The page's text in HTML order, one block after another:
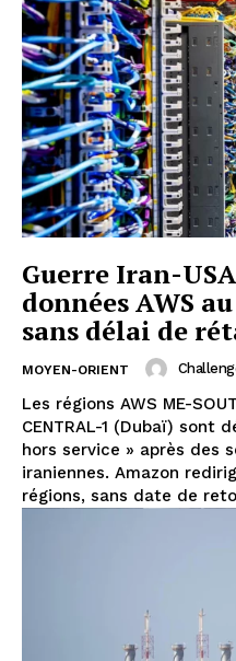
Guerre Iran-
données AWS
sans délai de
MOYEN-ORIENT
Les régions AWS ME-
CENTRAL-1 (Dubaï) sont
hors service » après des
iraniennes. Amazon
régions, sans date de